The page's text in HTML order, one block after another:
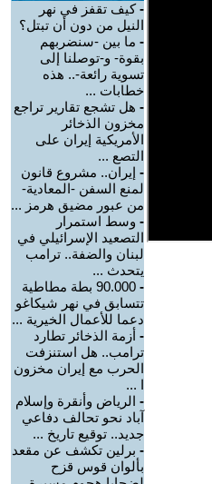
-كيف تقفز في نهر
النيل من دون أن تبتل؟
- ما بين -سنضربهم
بقوة- و-توصلنا إلى
تسوية رائعة-.. هذه
خطابات ...
- هل تشجع تقارير تراجع
مخزون الذخائر
الأمريكية إيران على
التصع ...
- إيران.. مشروع قانون
لمنع السفن -المعادية-
من عبور مضيق هرمز ...
- وسط استمرار
التصعيد الإسرائيلي في
لبنان والضفة.. ترامب
يتحدث ...
-
90.000 بطة مطاطية
تتسابق في نهر شيكاغو
دعما للأعمال الخيرية ...
- أزمة الذخائر تطارد
ترامب.. هل استنزفت
الحرب مع إيران مخزون
ا ...
- الرياض وأنقرة وإسلام
آباد نحو تحالف دفاعي
جديد.. توقيع تاريخ ...
- برلين تكشف عن مقعد
بألوان قوس قزح